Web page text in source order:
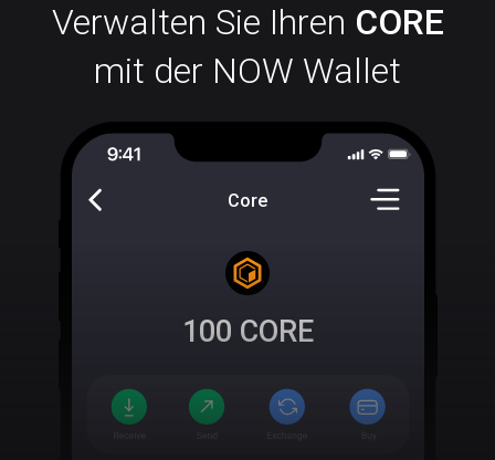
Verwalten Sie Ihren CORE
mit der NOW Wallet
Core
100 CORE